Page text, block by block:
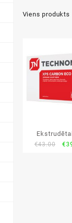
Viens produkts
30mm
€43.00 €